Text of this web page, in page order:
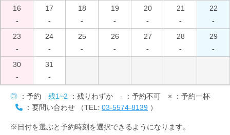
16
-
17
-
18
-
19
-
20
-
21
-
22
-
23
-
24
-
25
-
26
-
27
-
28
-
29
-
30
-
31
-
◎ ：予約 残1~2 ：残りわずか - ：予約不可 × ：予約一杯
：要問い合わせ （TEL: 03-5574-8139 ）
※日付を選ぶと予約時刻を選択できるようになります。